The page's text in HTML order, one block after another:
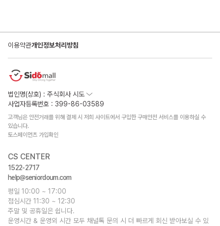
이용약관개인정보처리방침
법인명(상호) : 주식회사 시도
사업자등록번호 : 399-86-03589
고객님은 안전거래를 위해 결제 시 저희 사이트에서 구입한 구매안전 서비스를 이용하실 수
있습니다.
토스페이먼츠 가입확인
CS CENTER
1522-2717
help@seniordoum.com
평일 10:00 ~ 17:00
점심시간 11:30 ~ 12:30
주말 및 공휴일은 쉽니다.
운영시간 & 운영외 시간 모두 채널톡 문의 시 더 빠르게 회신 받아보실 수 있